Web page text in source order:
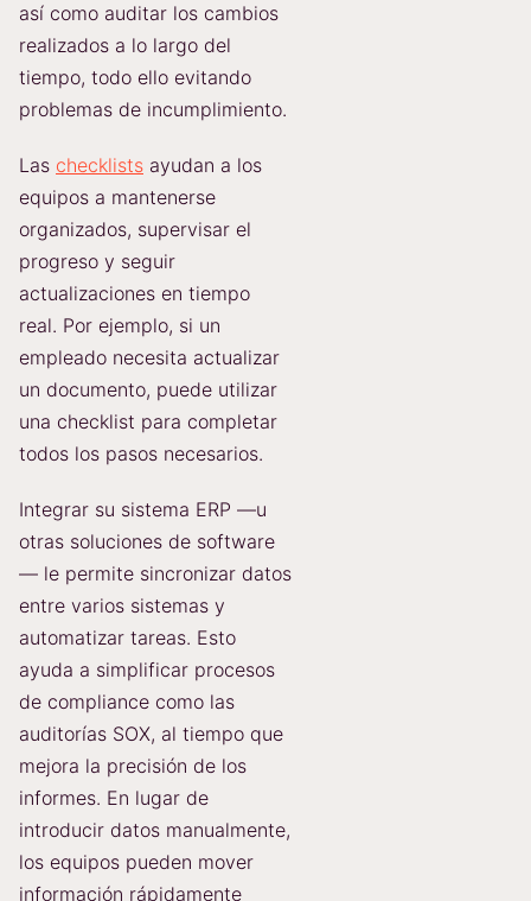
así como auditar los cambios
realizados a lo largo del
tiempo, todo ello evitando
problemas de incumplimiento.
Las checklists ayudan a los
equipos a mantenerse
organizados, supervisar el
progreso y seguir
actualizaciones en tiempo
real. Por ejemplo, si un
empleado necesita actualizar
un documento, puede utilizar
una checklist para completar
todos los pasos necesarios.
Integrar su sistema ERP —u
otras soluciones de software
— le permite sincronizar datos
entre varios sistemas y
automatizar tareas. Esto
ayuda a simplificar procesos
de compliance como las
auditorías SOX, al tiempo que
mejora la precisión de los
informes. En lugar de
introducir datos manualmente,
los equipos pueden mover
información rápidamente